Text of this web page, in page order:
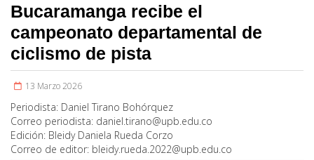
Bucaramanga recibe el
campeonato departamental de
ciclismo de pista
13 Marzo 2026
Periodista: Daniel Tirano Bohórquez
Correo periodista: daniel.tirano@upb.edu.co
Edición: Bleidy Daniela Rueda Corzo
Correo de editor: bleidy.rueda.2022@upb.edu.co